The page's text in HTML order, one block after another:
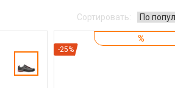
Сортировать:
%
-25%